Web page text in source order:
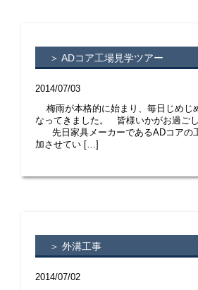
＞ ADコア工場見学ツアー
2014/07/03
梅雨が本格的に始まり、毎日じめじ
なってきました。 皆様いかがお過
先日家具メーカーであるADコアの
加させてい […]
＞ 外溝工事
2014/07/02